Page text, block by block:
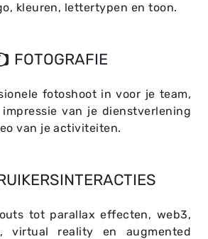
kleuren, lettertypen en toon.
FOTOGRAFIE
fotoshoot in voor je team,
van je dienstverlening
van je activiteiten.
tot parallax effecten, web3,
virtual reality en augmented